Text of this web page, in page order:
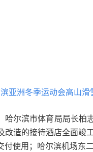
亚洲冬季运动会高山
哈尔滨市体育局局长
改造的接待酒店全面
使用；哈尔滨机场东